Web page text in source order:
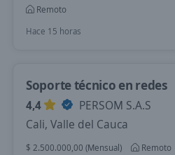
Remoto
Hace 15 horas
Soporte técnico en redes
4,4
PERSOM S.A.S
Cali, Valle del Cauca
$ 2.500.000,00 (Mensual) Remoto